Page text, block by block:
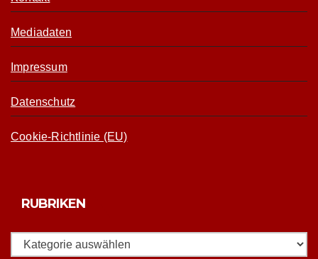
Mediadaten
Impressum
Datenschutz
Cookie-Richtlinie (EU)
RUBRIKEN
Rubriken